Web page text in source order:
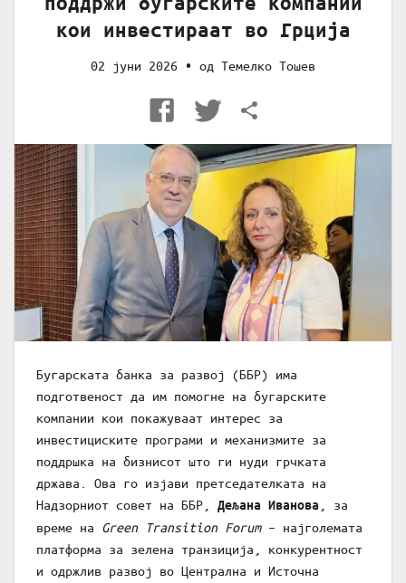
кои инвестираат во Грција
02 јуни 2026 • од Темелко Тошев
Бугарската банка за развој (ББР) има
подготвеност да им помогне на бугарските
компании кои покажуваат интерес за
инвестициските програми и механизмите за
поддршка на бизнисот што ги нуди грчката
држава. Ова го изјави претседателката на
Надзорниот совет на ББР, Дељана Иванова , за
време на Green Transition Forum– најголемата
платформа за зелена транзиција, конкурентност
и одржлив развој во Централна и Источна